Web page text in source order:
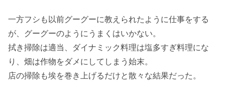
一方フシも以前グーグーに教えられたように仕事をする
が、グーグーのようにうまくはいかない。
拭き掃除は適当、ダイナミック料理は塩多すぎ料理にな
り、畑は作物をダメにしてしまう始末。
店の掃除も埃を巻き上げるだけと散々な結果だった。